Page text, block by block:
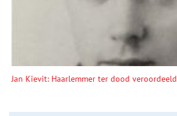
Jan Kievit: Haarlemmer ter dood veroordeeld